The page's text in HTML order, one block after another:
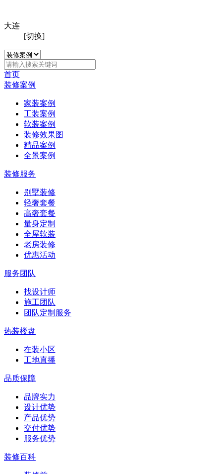
大连
[切换]
首页
装修案例
家装案例
工装案例
软装案例
装修效果图
精品案例
全景案例
装修服务
别墅装修
轻奢套餐
高奢套餐
量身定制
全屋软装
老房装修
优惠活动
服务团队
找设计师
施工团队
团队定制服务
热装楼盘
在装小区
工地直播
品质保障
品牌实力
设计优势
产品优势
交付优势
服务优势
装修百科